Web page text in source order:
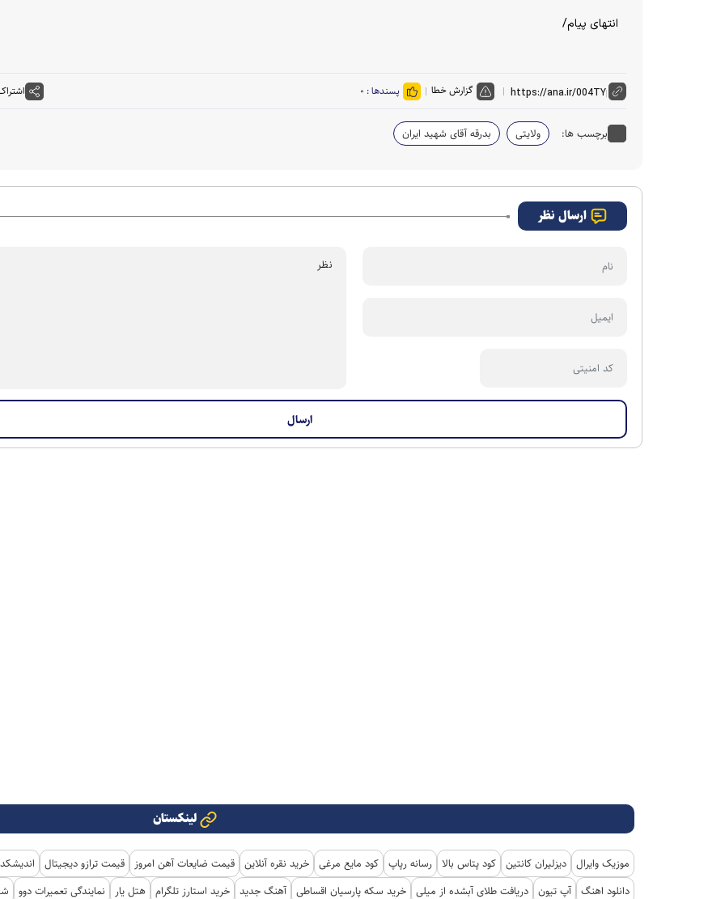
انتهای پیام/
گزارش خطا پسندها : ۰
برچسب ها: ولایتی بدرقه آقای شهید ایران
ارسال نظر
لینکستان
موزیک وایرال دیزلیران کانتین کود پتاس بالا رسانه رپاپ کود مایع مرغی خرید نقره آنلاین قیمت ضایعات آهن امروز قیمت ترازو دیجیتال
دانلود اهنگ آپ تیون دریافت طلای آبشده از میلی خرید سکه پارسیان اقساطی آهنگ جدید خرید استارز تلگرام هتل یار نمایندگی تعمیرات دوو